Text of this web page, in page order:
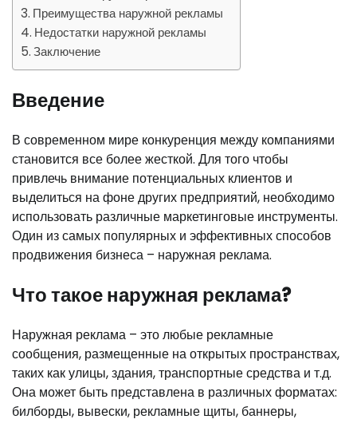
Преимущества наружной рекламы
Недостатки наружной рекламы
Заключение
Введение
В современном мире конкуренция между компаниями
становится все более жесткой. Для того чтобы
привлечь внимание потенциальных клиентов и
выделиться на фоне других предприятий, необходимо
использовать различные маркетинговые инструменты.
Один из самых популярных и эффективных способов
продвижения бизнеса – наружная реклама.
Что такое наружная реклама?
Наружная реклама – это любые рекламные
сообщения, размещенные на открытых пространствах,
таких как улицы, здания, транспортные средства и т.д.
Она может быть представлена в различных форматах:
билборды, вывески, рекламные щиты, баннеры,